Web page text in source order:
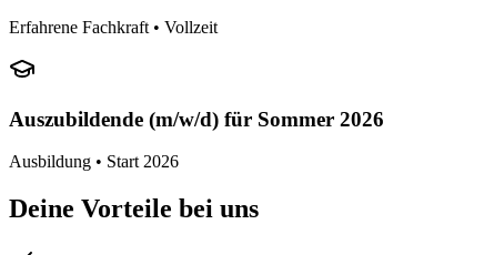
Erfahrene Fachkraft • Vollzeit
Auszubildende (m/w/d) für Sommer 2026
Ausbildung • Start 2026
Deine Vorteile bei uns